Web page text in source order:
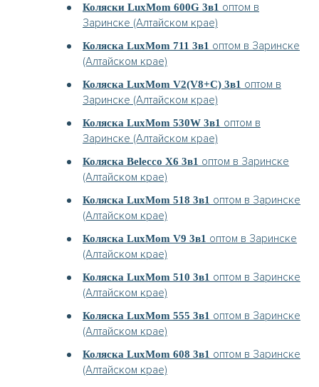
Коляски LuxMom 600G 3в1 оптом в
Заринске (Алтайском крае)
Коляска LuxMom 711 3в1 оптом в Заринске
(Алтайском крае)
Коляска LuxMom V2(V8+C) 3в1 оптом в
Заринске (Алтайском крае)
Коляска LuxMom 530W 3в1 оптом в
Заринске (Алтайском крае)
Коляска Belecco X6 3в1 оптом в Заринске
(Алтайском крае)
Коляска LuxMom 518 3в1 оптом в Заринске
(Алтайском крае)
Коляска LuxMom V9 3в1 оптом в Заринске
(Алтайском крае)
Коляска LuxMom 510 3в1 оптом в Заринске
(Алтайском крае)
Коляска LuxMom 555 3в1 оптом в Заринске
(Алтайском крае)
Коляска LuxMom 608 3в1 оптом в Заринске
(Алтайском крае)